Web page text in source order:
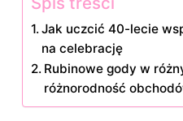
Jak uczcić 40-lecie
na celebrację
Rubinowe gody w
różnorodność